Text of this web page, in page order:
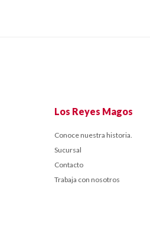
Los Reyes Magos
Conoce nuestra historia.
Sucursal
Contacto
Trabaja con nosotros